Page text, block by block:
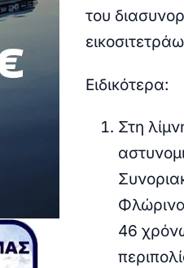
του
Ειδικότερα:
Στη
46